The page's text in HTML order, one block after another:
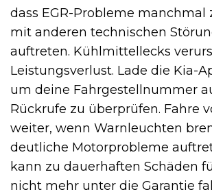
dass EGR-Probleme manchmal
mit anderen technischen
auftreten. Kühlmittellecks
Leistungsverlust. Lade die Kia-
um deine Fahrgestellnummer
Rückrufe zu überprüfen. Fahre
weiter, wenn Warnleuchten
deutliche Motorprobleme
kann zu dauerhaften Schäden
nicht mehr unter die Garantie